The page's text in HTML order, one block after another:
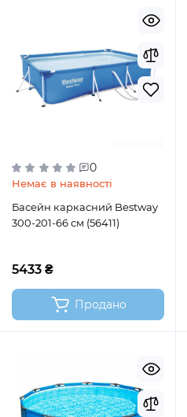
0
Немає в наявності
Басейн каркасний Bestway
300-201-66 см (56411)
5433 ₴
Продано